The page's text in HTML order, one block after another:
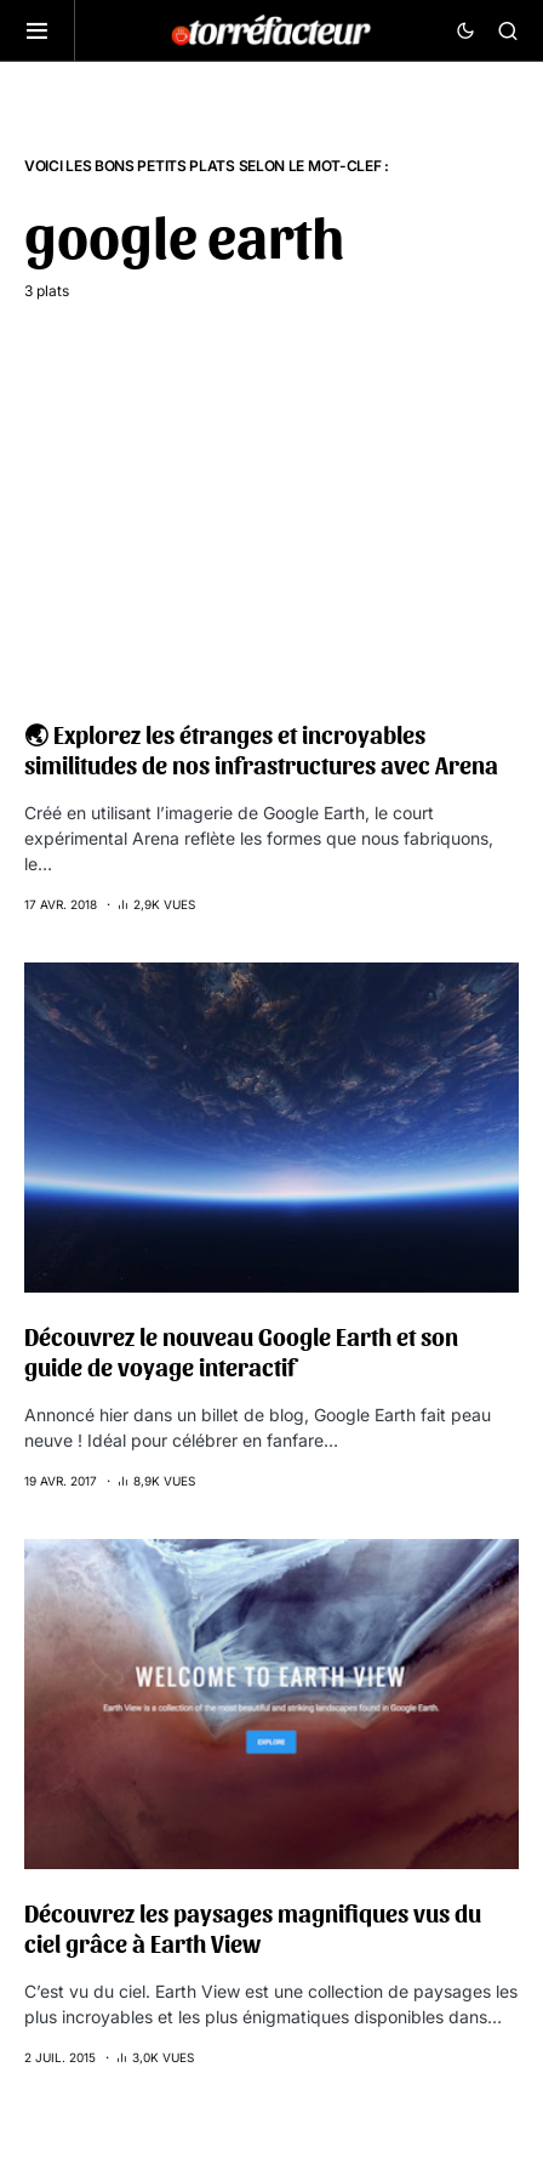
VOICI LES BONS PETITS PLATS SELON LE MOT-CLEF :
google earth
3 plats
🌏 Explorez les étranges et incroyables
similitudes de nos infrastructures avec Arena
Créé en utilisant l’imagerie de Google Earth, le court
expérimental Arena reflète les formes que nous fabriquons,
le…
17 AVR. 2018 2,9K VUES
Découvrez le nouveau Google Earth et son
guide de voyage interactif
Annoncé hier dans un billet de blog, Google Earth fait peau
neuve ! Idéal pour célébrer en fanfare…
19 AVR. 2017 8,9K VUES
Découvrez les paysages magnifiques vus du
ciel grâce à Earth View
C’est vu du ciel. Earth View est une collection de paysages les
plus incroyables et les plus énigmatiques disponibles dans…
2 JUIL. 2015 3,0K VUES